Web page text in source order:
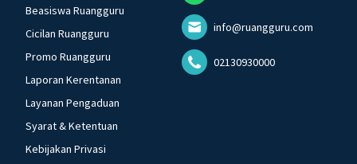
Beasiswa Ruangguru
Cicilan Ruangguru
Promo Ruangguru
Laporan Kerentanan
Layanan Pengaduan
Syarat & Ketentuan
Kebijakan Privasi
info@ruangguru.com
02130930000